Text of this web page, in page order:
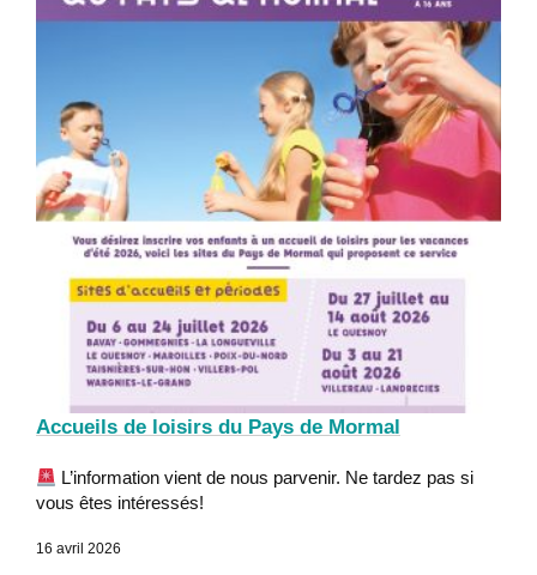
Accueils de loisirs du Pays de Mormal
L’information vient de nous parvenir. Ne tardez pas si
vous êtes intéressés!
16 avril 2026